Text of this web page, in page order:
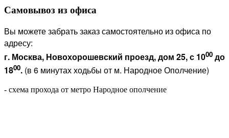
Самовывоз из офиса
Вы можете забрать заказ самостоятельно из офиса по
адресу:
г. Москва, Новохорошевский проезд, дом 25, с 1000 до
1800. (в 6 минутах ходьбы от м. Народное Ополчение)
- схема прохода от метро Народное ополчение